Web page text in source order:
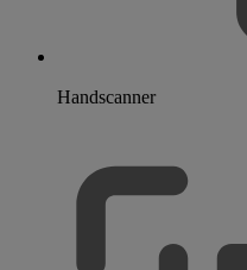
Handscanner